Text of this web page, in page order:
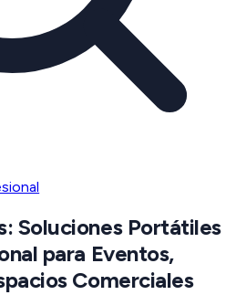
Soluciones Portátiles
para Eventos,
Comerciales